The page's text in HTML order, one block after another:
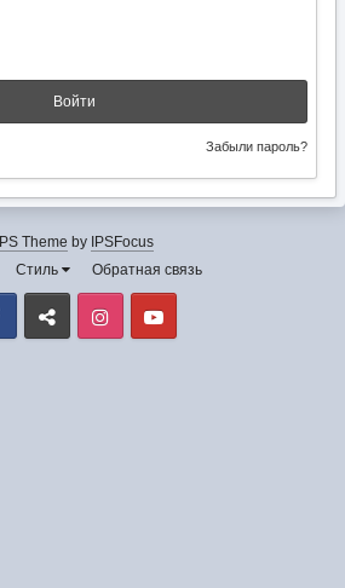
Войти
Забыли пароль?
IPS Theme by IPSFocus
Стиль Обратная связь
Facebook VK Instagram